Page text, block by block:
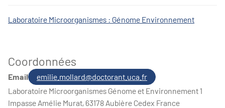
Laboratoire Microorganismes : Génome Environnement
Coordonnées
Email
emilie.mollard@doctorant.uca.fr
Laboratoire Microorganismes Génome et Environnement 1
Impasse Amélie Murat, 63178 Aubière Cedex France